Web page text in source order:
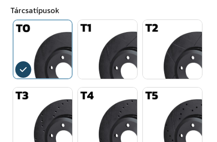
Tárcsatípusok